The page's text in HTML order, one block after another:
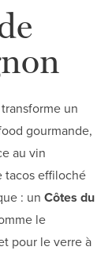
un
gourmande,
au vin
tacos effiloché
: un Côtes du
le
pour le verre à